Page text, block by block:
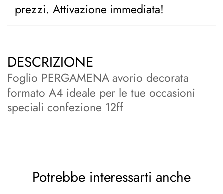
prezzi. Attivazione immediata!
DESCRIZIONE
Foglio PERGAMENA avorio decorata
formato A4 ideale per le tue occasioni
speciali confezione 12ff
Potrebbe interessarti anche